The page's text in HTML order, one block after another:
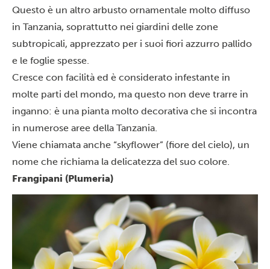
Questo è un altro arbusto ornamentale molto diffuso
in Tanzania, soprattutto nei giardini delle zone
subtropicali, apprezzato per i suoi fiori azzurro pallido
e le foglie spesse.
Cresce con facilità ed è considerato infestante in
molte parti del mondo, ma questo non deve trarre in
inganno: è una pianta molto decorativa che si incontra
in numerose aree della Tanzania.
Viene chiamata anche “skyflower” (fiore del cielo), un
nome che richiama la delicatezza del suo colore.
Frangipani (Plumeria)